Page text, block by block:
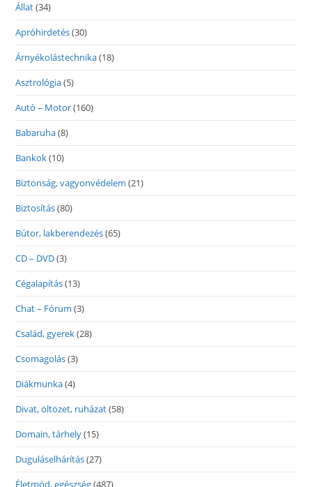
Állat(34)
Apróhirdetés(30)
Árnyékolástechnika(18)
Asztrológia(5)
Autó – Motor(160)
Babaruha(8)
Bankok(10)
Biztonság, vagyonvédelem (21)
Biztosítás(80)
Bútor, lakberendezés(65)
CD – DVD(3)
Cégalapítás(13)
Chat – Fórum (3)
Család, gyerek(28)
Csomagolás(3)
Diákmunka(4)
Divat, öltözet, ruházat(58)
Domain, tárhely(15)
Duguláselhárítás(27)
Életmód, egészség(487)